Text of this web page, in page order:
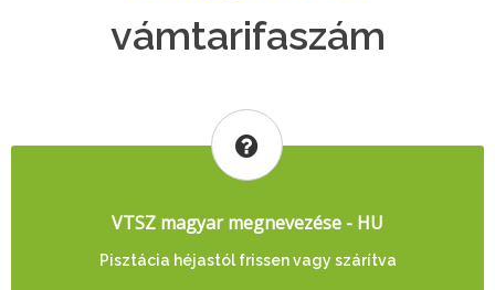
vámtarifaszám
VTSZ magyar megnevezése - HU
Pisztácia héjastól frissen vagy szárítva